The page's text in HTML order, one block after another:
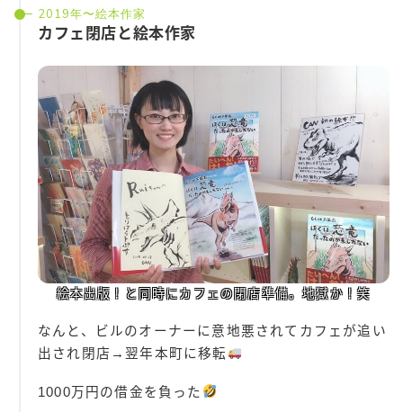
2019年〜絵本作家
カフェ閉店と絵本作家
絵本出版！と同時にカフェの閉店準備。地獄か！笑
なんと、ビルのオーナーに意地悪されてカフェが追い
出され閉店→翌年本町に移転
1000万円の借金を負った